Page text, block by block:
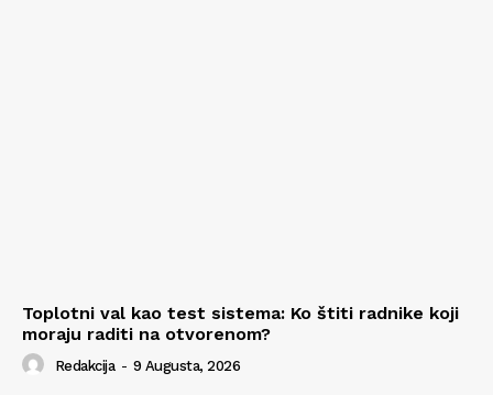
Toplotni val kao test sistema: Ko štiti radnike koji
moraju raditi na otvorenom?
Redakcija - 9 Augusta, 2026